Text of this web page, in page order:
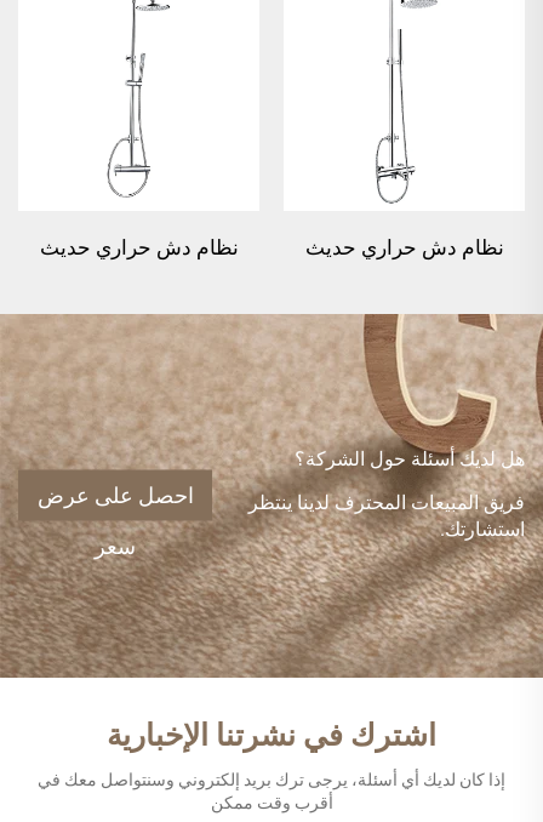
نظام دش حراري حديث
بثلاث وظائف مع صمام
قضيبي
نظام دش حراري حديث
بوظيفتين مع صمام قضيبي
هل لديك أسئلة حول الشركة؟
فريق المبيعات المحترف لدينا ينتظر
استشارتك.
احصل على عرض
سعر
اشترك في نشرتنا الإخبارية
إذا كان لديك أي أسئلة، يرجى ترك بريد إلكتروني وسنتواصل معك في
أقرب وقت ممكن